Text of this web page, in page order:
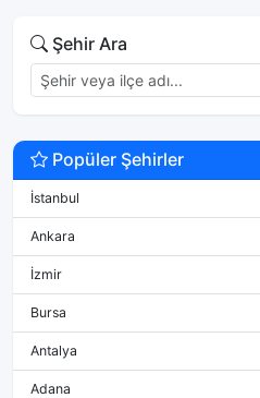
Şehir Ara
Popüler Şehirler
İstanbul
Ankara
İzmir
Bursa
Antalya
Adana